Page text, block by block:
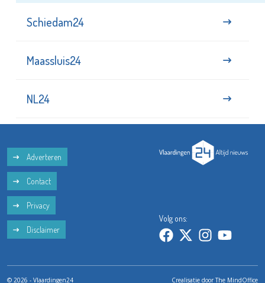
Schiedam24
Maassluis24
NL24
Adverteren
Contact
Privacy
Disclaimer
Volg ons:
© 2026 - Vlaardingen24 Crealisatie doorThe MindOffice